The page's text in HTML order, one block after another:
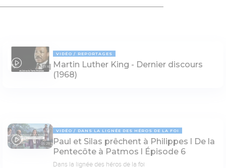
01:16
VIDÉO REPORTAGES
Martin Luther King - Dernier discours
(1968)
05:28
VIDÉO DANS LA LIGNÉE DES HÉROS DE LA FOI
Paul et Silas prêchent à Philippes l De la
Pentecôte à Patmos l Épisode 6
Dans la lignée des héros de la foi